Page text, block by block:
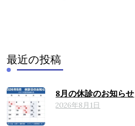
最近の投稿
8月の休診のお知らせ
2026年8月1日